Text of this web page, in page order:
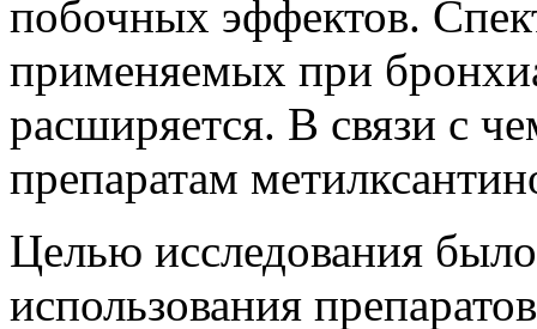
побочных эффектов.
применяемых при
расширяется. В связи с
препаратам
Целью исследования
использования